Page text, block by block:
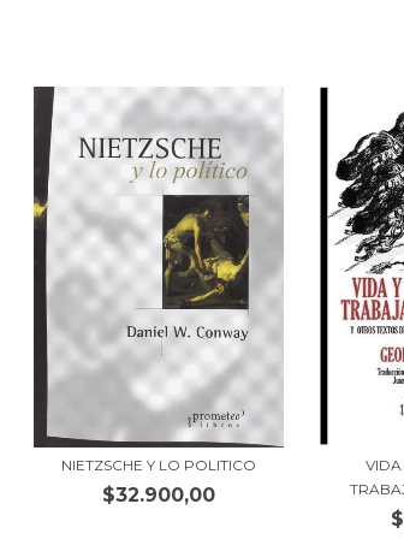
NIETZSCHE Y LO POLITICO
$32.900,00
VIDA